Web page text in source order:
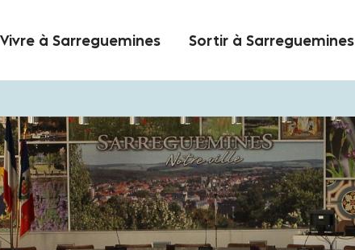
Vivre à Sarreguemines Sortir à Sarreguemines